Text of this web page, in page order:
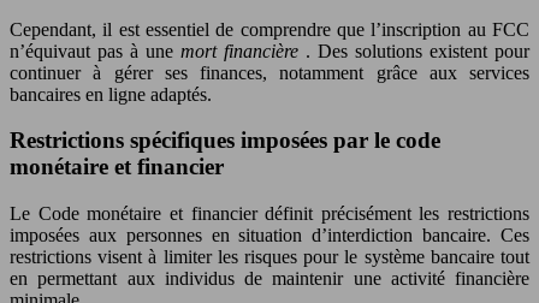
Cependant, il est essentiel de comprendre que l’inscription au FCC
n’équivaut pas à une mort financière . Des solutions existent pour
continuer à gérer ses finances, notamment grâce aux services
bancaires en ligne adaptés.
Restrictions spécifiques imposées par le code
monétaire et financier
Le Code monétaire et financier définit précisément les restrictions
imposées aux personnes en situation d’interdiction bancaire. Ces
restrictions visent à limiter les risques pour le système bancaire tout
en permettant aux individus de maintenir une activité financière